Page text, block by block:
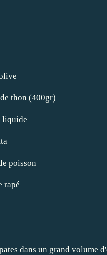
thon (400gr)
liquide
poisson
rapé
dans un grand volume